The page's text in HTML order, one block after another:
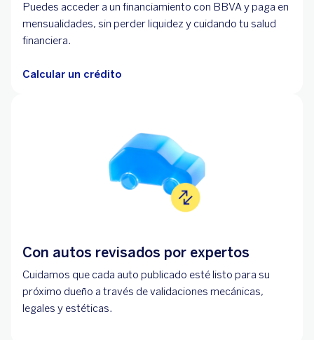
Puedes acceder a un financiamiento con BBVA y paga en
mensualidades, sin perder liquidez y cuidando tu salud
financiera.
Calcular un crédito
Con autos revisados por expertos
Cuidamos que cada auto publicado esté listo para su
próximo dueño a través de validaciones mecánicas,
legales y estéticas.